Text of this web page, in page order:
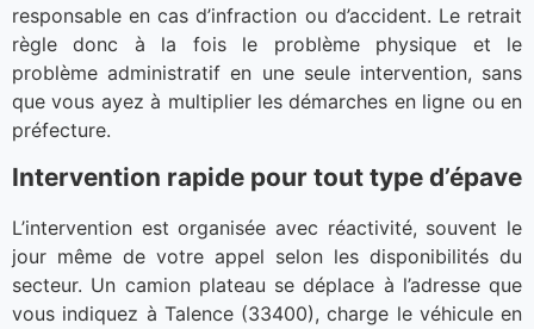
responsable en cas d’infraction ou d’accident. Le retrait
règle donc à la fois le problème physique et le
problème administratif en une seule intervention, sans
que vous ayez à multiplier les démarches en ligne ou en
préfecture.
Intervention rapide pour tout type d’épave
L’intervention est organisée avec réactivité, souvent le
jour même de votre appel selon les disponibilités du
secteur. Un camion plateau se déplace à l’adresse que
vous indiquez à Talence (33400), charge le véhicule en